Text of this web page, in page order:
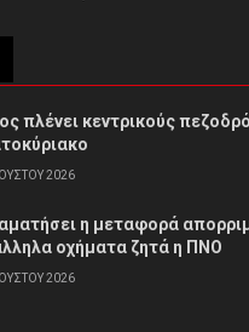
πλένει κεντρικούς
2026
η μεταφορά
οχήματα ζητά η ΠΝΟ
2026